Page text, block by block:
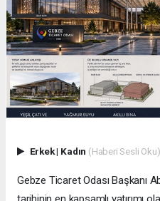
Erkek| Kadın (Haberi Sesli Oku)
Gebze Ticaret Odası Başkanı